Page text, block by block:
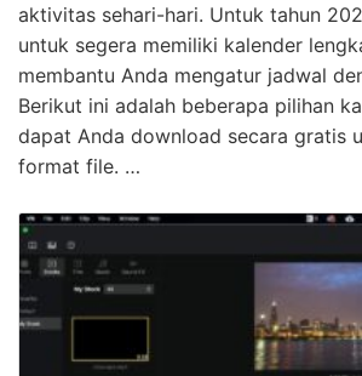
aktivitas sehari-hari. Untuk tahun
untuk segera memiliki kalender
membantu Anda mengatur jadwal
Berikut ini adalah beberapa pilihan
dapat Anda download secara gratis
format file. …